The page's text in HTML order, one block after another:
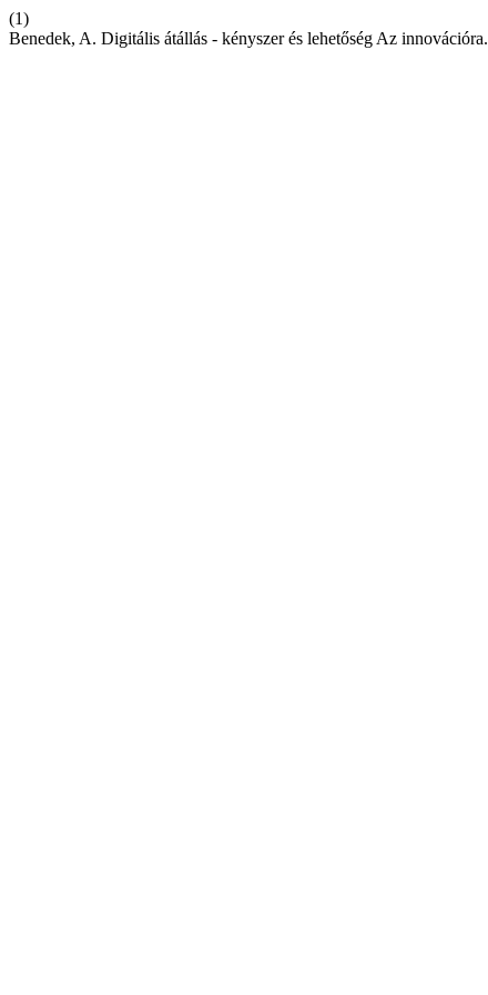
(1)
Benedek, A. Digitális átállás - kényszer és lehetőség Az innovációra.